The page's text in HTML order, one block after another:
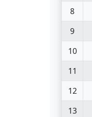
8
9
10
11
12
13